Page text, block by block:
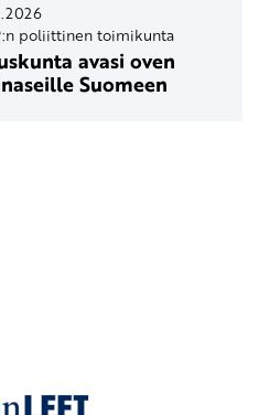
poliittinen toimikunta
avasi oven
Suomeen